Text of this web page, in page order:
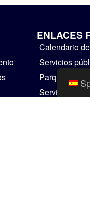
ENLACES
Calendario
Servicios
Parques y
Servicios